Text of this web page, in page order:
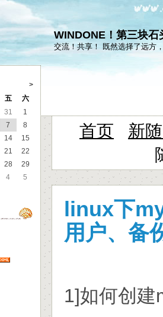
WINDONE！第三块
交流！共享！ 既然选择了远方
首页
新
linux下
用户、备
1]如何创建
>
五
六
31
1
7
8
14
15
21
22
28
29
4 5